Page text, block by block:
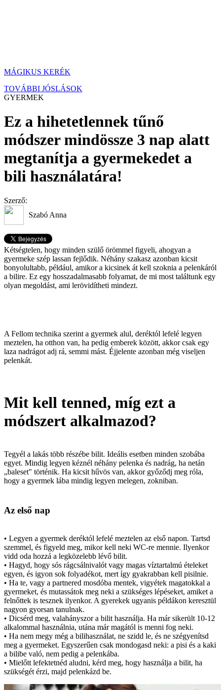
MÁGIKUS KERÉK
TOVÁBBI JÓSLÁSOK
GYERMEK
Ez a hihetetlennek tűnő
módszer mindössze 3 nap alatt
megtanítja a gyermekedet a
bili használatára!
Szerző:
Szabó Anna
Kétségtelen, hogy minden szülő örömmel figyeli, ahogyan a
gyermeke szép lassan fejlődik. Néhány szakasz azonban kicsit
bonyolultabb, például, amikor a kicsinek át kell szoknia a pelenkáról
a bilire. Ez egy hosszadalmasabb folyamat, de mi most találtunk egy
olyan megoldást, ami lerövidítheti mindezt.
A Fellom technika szerint a gyermek alul, deréktól lefelé legyen
meztelen, ha otthon van, ha pedig emberek között, akkor csak egy
laza nadrágot adj rá, semmi mást. Éjjelente azonban még viseljen
pelenkát.
Mit kell tenned, míg ezt a
módszert alkalmazod?
Tegyél a lakás több részébe bilit. Ideális esetben minden szobába
egyet. Mindig legyen kéznél néhány pelenka és nadrág, ha netán
„baleset" történik. Ha kicsit hűvös van, akkor győződj meg róla,
hogy a gyermek lába mindig legyen melegen, zokniban.
Az első nap
• Legyen a gyermek deréktól lefelé meztelen az első napon. Tartsd
szemmel, és figyeld meg, mikor kell neki WC-re mennie. Ilyenkor
vidd oda hozzá a legközelebb lévő bilit.
• Hagyd, hogy sós rágcsálnivalót vagy magas víztartalmú ételeket
egyen, és igyon sok folyadékot, mert így gyakrabban kell pisilnie.
• Ha te, vagy a partnered mosdóba mentek, vigyétek magatokkal a
gyermeket, és mutassátok meg neki a szükséges lépéseket, amiket a
felnőttek is tesznek ilyenkor. A gyerekek ugyanis példákon keresztül
nagyon gyorsan tanulnak.
• Dicsérd meg, valahányszor a bilit használja. Ha már sikerült 10-12
alkalommal használnia, utána már magától is menni fog neki.
• Ha nem megy még a bilihasználat, ne szidd le, és ne szégyenítsd
meg a gyermeket. Egyszerűen csak mondogasd neki: a pisi és a kaki
a bilibe való, nem pedig a pelenkába.
• Mielőtt lefektetnéd aludni, kérd meg, hogy használja a bilit, ha
szükségét érzi, majd pelenkázd be.